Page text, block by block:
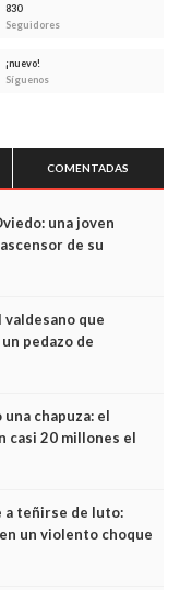
830
Seguidores
¡nuevo!
Síguenos
COMENTADAS
una joven
de su
sus últimos minutos
valdesano que
pedazo de
una chapuza: el
casi 20 millones el
no cabían por los
a teñirse de luto:
un violento choque